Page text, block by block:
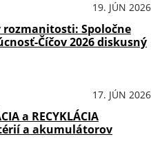
19. JÚN 2026
rozmanitosti: Spoločne
Číčov 2026 diskusný
17. JÚN 2026
a RECYKLÁCIA
a akumulátorov